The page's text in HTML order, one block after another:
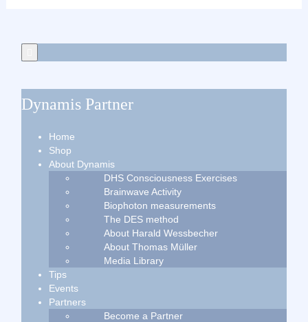
Dynamis Partner
Home
Shop
About Dynamis
DHS Consciousness Exercises
Brainwave Activity
Biophoton measurements
The DES method
About Harald Wessbecher
About Thomas Müller
Media Library
Tips
Events
Partners
Become a Partner